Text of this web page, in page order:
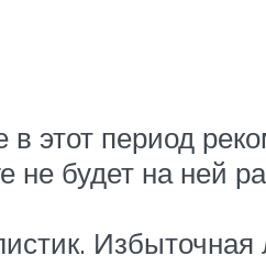
этот период
не будет на ней
Избыточная